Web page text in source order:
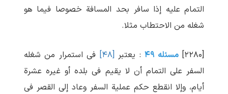
التمام علیه إذا سافر بحد المسافة خصوصا فیما هو
شغله من الاحتطاب مثلا.
[۲۲۸۰] مسئله ۴۹ : یعتبر [۴۸]
فی استمرار من شغله
السفر علی التمام أن لا یقیم فی بلده أو غیره عشرة
أیام، وإلا انقطع حکم عملیة السفر وعاد إلی القصر فی